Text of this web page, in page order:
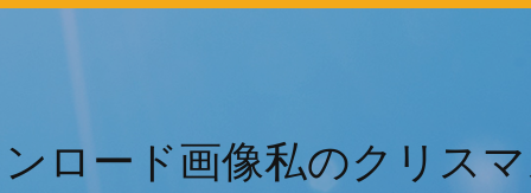
ロード画像私のクリス